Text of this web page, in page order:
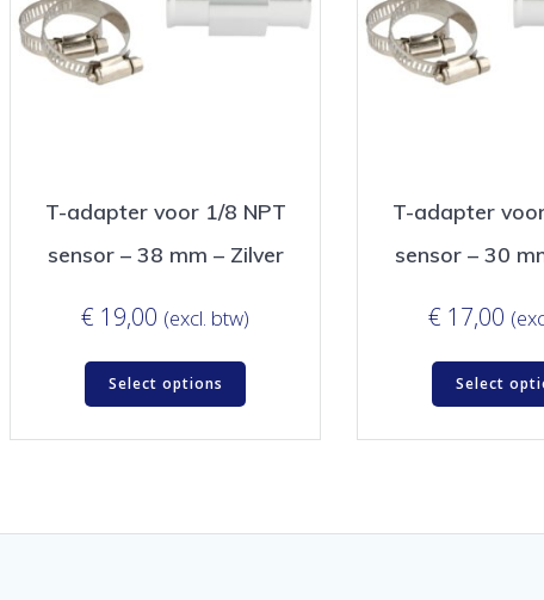
T-adapter voor 1/8 NPT
sensor – 38 mm – Zilver
€ 19,00 (excl. btw)
Select options
T-adapter
sensor – 30
€ 17,00
Select